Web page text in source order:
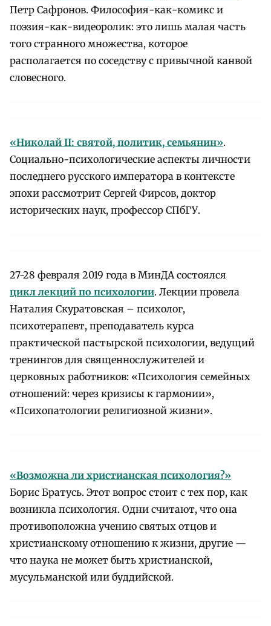
Петр Сафронов. Философия-как-комикс и
поэзия-как-видеоролик: это лишь малая часть
того странного множества, которое
располагается по соседству с привычной канвой
словесного.
«Николай II: святой, политик, семьянин».
Социально-психологические аспекты личности
последнего русского императора в контексте
эпохи рассмотрит Сергей Фирсов, доктор
исторических наук, профессор СПбГУ.
27-28 февраля 2019 года в МинДА состоялся
цикл лекций по психологии. Лекции провела
Наталия Скуратовская – психолог,
психотерапевт, преподаватель курса
практической пастырской психологии, ведущий
тренингов для священнослужителей и
церковных работников: «Психология семейных
отношений: через кризисы к гармонии»,
«Психопатологии религиозной жизни».
«Возможна ли христианская психология?»
Борис Братусь. Этот вопрос стоит с тех пор, как
возникла психология. Одни считают, что она
противоположна учению святых отцов и
христианскому отношению к жизни, другие —
что наука не может быть христианской,
мусульманской или буддийской.